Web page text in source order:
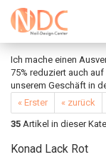
Ich mache einen
75% reduziert auch
unserem Geschäft in
« Erster
« zurück
35 Artikel in dieser
Konad Lack Rot